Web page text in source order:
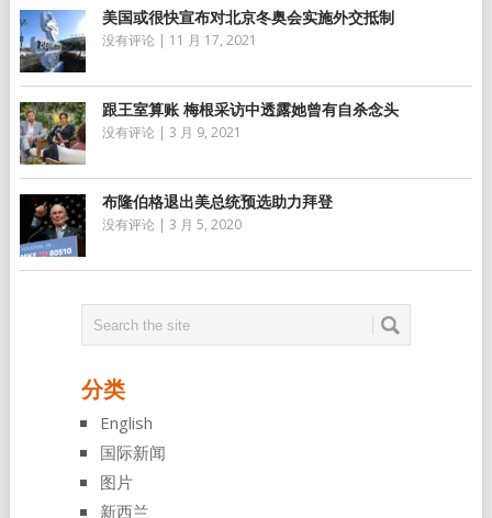
美国或很快宣布对北京冬奥会实施外交抵制
没有评论 | 11 月 17, 2021
跟王室算账 梅根采访中透露她曾有自杀念头
没有评论 | 3 月 9, 2021
布隆伯格退出美总统预选助力拜登
没有评论 | 3 月 5, 2020
分类
English
国际新闻
图片
新西兰